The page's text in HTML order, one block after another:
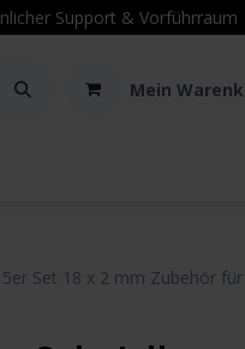
Support & Vorführraum
Mein
5er Set 18 x 2 mm Zubehör